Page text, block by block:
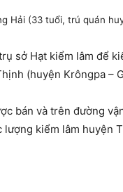
Hải (33 tuổi, trú quán
sở Hạt kiểm lâm để
(huyện Krôngpa –
bán và trên đường
kiểm lâm huyện